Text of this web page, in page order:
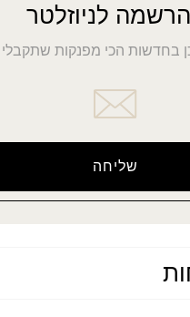
לניוזלטר
בחדשות הכי מפנקות שתקבלי